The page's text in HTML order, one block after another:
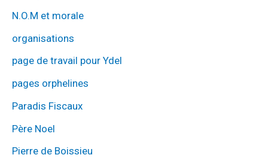
N.O.M et morale
organisations
page de travail pour Ydel
pages orphelines
Paradis Fiscaux
Père Noel
Pierre de Boissieu